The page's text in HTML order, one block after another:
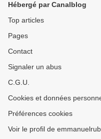
Hébergé par Canalblog
Top articles
Pages
Contact
Signaler un abus
C.G.U.
Cookies et données
Préférences cookies
Voir le profil de